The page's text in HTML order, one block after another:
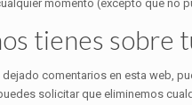
momento (excepto que no
tienes sobre
dejado comentarios en esta web,
solicitar que eliminemos